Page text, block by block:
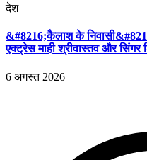
देश
&#8216;कैलाश के
एक्ट्रेस माही श्रीवास्तव और सिंगर
6 अगस्त 2026